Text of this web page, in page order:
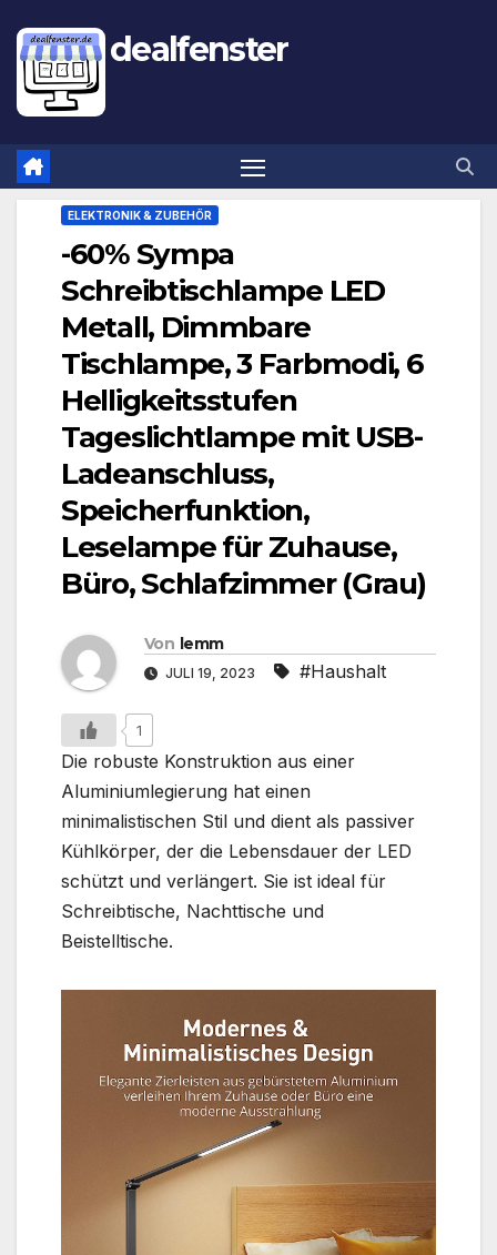
dealfenster
ELEKTRONIK & ZUBEHÖR
-60% Sympa
Schreibtischlampe LED
Metall, Dimmbare
Tischlampe, 3 Farbmodi, 6
Helligkeitsstufen
Tageslichtlampe mit USB-
Ladeanschluss,
Speicherfunktion,
Leselampe für Zuhause,
Büro, Schlafzimmer (Grau)
Von lemm
JULI 19, 2023 #Haushalt
1
Die robuste Konstruktion aus einer
Aluminiumlegierung hat einen
minimalistischen Stil und dient als passiver
Kühlkörper, der die Lebensdauer der LED
schützt und verlängert. Sie ist ideal für
Schreibtische, Nachttische und
Beistelltische.